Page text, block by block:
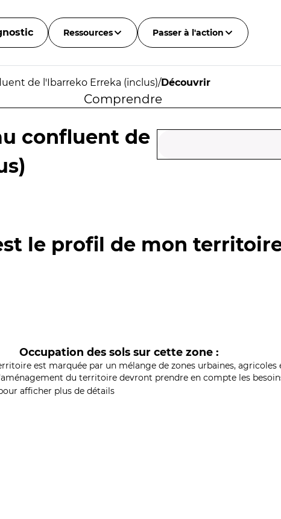
Ressources Passer à l'action
de l'Ibarreko Erreka (inclus)/Découvrir
Comprendre
confluent de
le profil de mon
Occupation des sols sur cette zone :
est marquée par un mélange de zones urbaines, agricoles
du territoire devront prendre en compte les
afficher plus de détails